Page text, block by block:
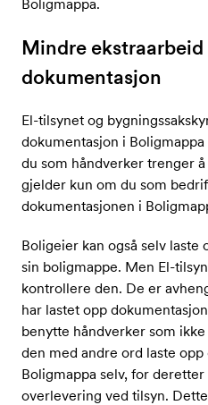
Boligmappa.
Mindre
dokumentasjon
El-tilsynet og
dokumentasjon i
du som håndverker trenger
gjelder kun om du som
dokumentasjonen i
Boligeier kan også selv laste
sin boligmappe. Men El-
kontrollere den. De er
har lastet opp
benytte håndverker som
den med andre ord laste
Boligmappa selv, for
overlevering ved tilsyn.